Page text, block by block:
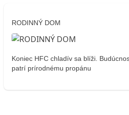
RODINNÝ DOM
Koniec HFC chladív sa blíži.
patrí prírodnému propánu